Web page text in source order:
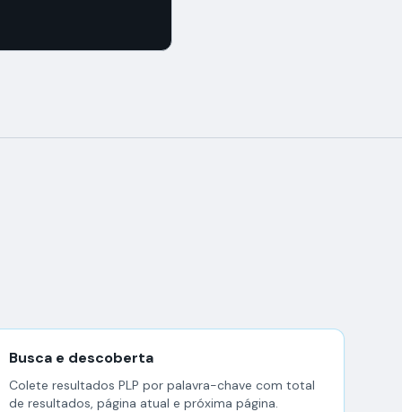
Busca e descoberta
Colete resultados PLP por palavra-chave com total
de resultados, página atual e próxima página.